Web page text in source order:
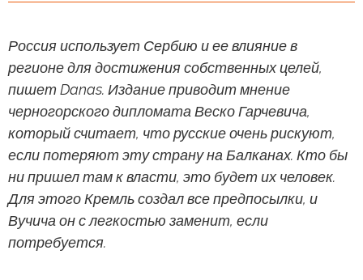
Россия использует Сербию и ее влияние в
регионе для достижения собственных целей,
пишет Danas. Издание приводит мнение
черногорского дипломата Веско Гарчевича,
который считает, что русские очень рискуют,
если потеряют эту страну на Балканах. Кто бы
ни пришел там к власти, это будет их человек.
Для этого Кремль создал все предпосылки, и
Вучича он с легкостью заменит, если
потребуется.